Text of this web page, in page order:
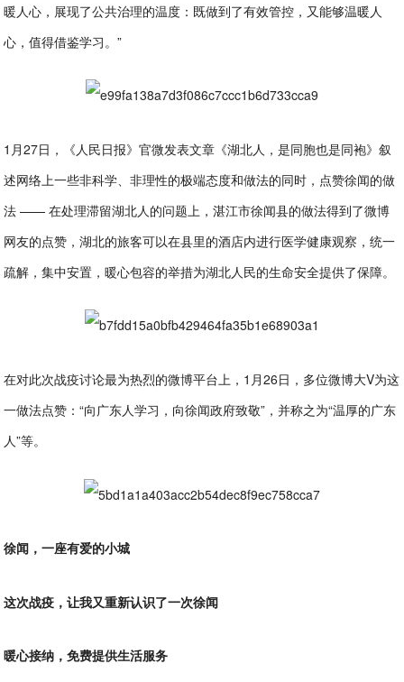
暖人心，展现了公共治理的温度：既做到了有效管控，又能够温暖人
心，值得借鉴学习。”
1月27日，《人民日报》官微发表文章《湖北人，是同胞也是同袍》叙
述网络上一些非科学、非理性的极端态度和做法的同时，点赞徐闻的做
法 —— 在处理滞留湖北人的问题上，湛江市徐闻县的做法得到了微博
网友的点赞，湖北的旅客可以在县里的酒店内进行医学健康观察，统一
疏解，集中安置，暖心包容的举措为湖北人民的生命安全提供了保障。
在对此次战疫讨论最为热烈的微博平台上，1月26日，多位微博大V为这
一做法点赞：“向广东人学习，向徐闻政府致敬”，并称之为“温厚的广东
人”等。
徐闻，一座有爱的小城
这次战疫，让我又重新认识了一次徐闻
暖心接纳，免费提供生活服务